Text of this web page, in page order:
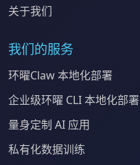
关于我们
我们的服务
环曜Claw 本地化部署
企业级环曜 CLI 本地化部署
量身定制 AI 应用
私有化数据训练